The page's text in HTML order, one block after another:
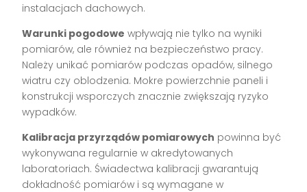
instalacjach dachowych.
Warunki pogodowe wpływają nie tylko na wyniki
pomiarów, ale również na bezpieczeństwo pracy.
Należy unikać pomiarów podczas opadów, silnego
wiatru czy oblodzenia. Mokre powierzchnie paneli i
konstrukcji wsporczych znacznie zwiększają ryzyko
wypadków.
Kalibracja przyrządów pomiarowych powinna być
wykonywana regularnie w akredytowanych
laboratoriach. Świadectwa kalibracji gwarantują
dokładność pomiarów i są wymagane w